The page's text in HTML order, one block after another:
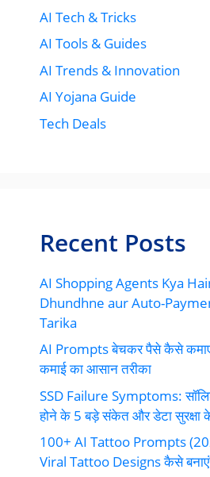
AI Tech & Tricks
AI Tools & Guides
AI Trends & Innovation
AI Yojana Guide
Tech Deals
Recent Posts
AI Shopping Agents Kya
Dhundhne aur Auto-
Tarika
AI Prompts बेचकर पैसे कैसे
कमाई का आसान तरीका
SSD Failure Symptoms:
होने के 5 बड़े संकेत और डेटा सुरक्षा
100+ AI Tattoo Prompts
Viral Tattoo Designs कैसे